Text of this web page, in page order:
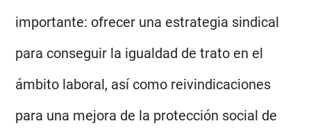
importante: ofrecer una estrategia sindical
para conseguir la igualdad de trato en el
ámbito laboral, así como reivindicaciones
para una mejora de la protección social de